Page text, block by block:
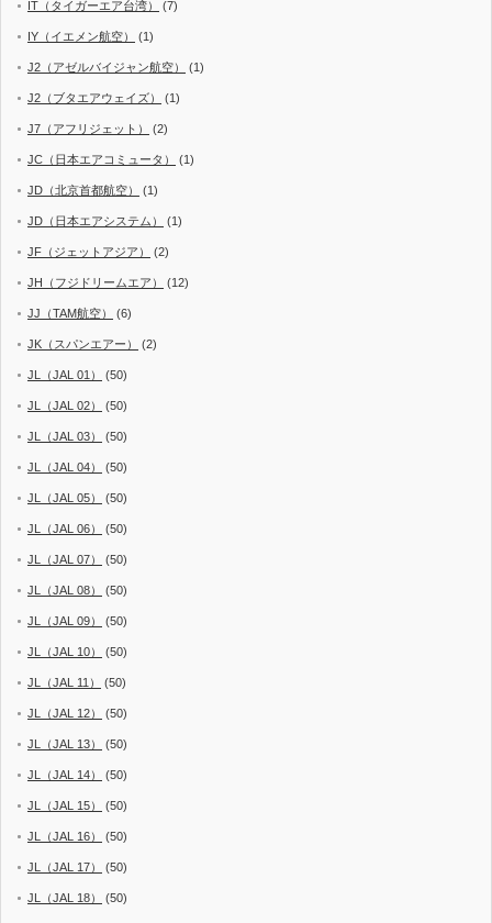
IT（タイガーエア台湾） (7)
IY（イエメン航空） (1)
J2（アゼルバイジャン航空） (1)
J2（ブタエアウェイズ） (1)
J7（アフリジェット） (2)
JC（日本エアコミュータ） (1)
JD（北京首都航空） (1)
JD（日本エアシステム） (1)
JF（ジェットアジア） (2)
JH（フジドリームエア） (12)
JJ（TAM航空） (6)
JK（スパンエアー） (2)
JL（JAL 01） (50)
JL（JAL 02） (50)
JL（JAL 03） (50)
JL（JAL 04） (50)
JL（JAL 05） (50)
JL（JAL 06） (50)
JL（JAL 07） (50)
JL（JAL 08） (50)
JL（JAL 09） (50)
JL（JAL 10） (50)
JL（JAL 11） (50)
JL（JAL 12） (50)
JL（JAL 13） (50)
JL（JAL 14） (50)
JL（JAL 15） (50)
JL（JAL 16） (50)
JL（JAL 17） (50)
JL（JAL 18） (50)